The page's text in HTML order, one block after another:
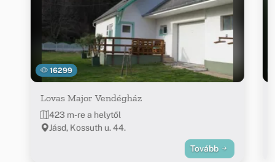
16299
Lovas Major Vendégház
423 m-re a helytől
Jásd, Kossuth u. 44.
Tovább